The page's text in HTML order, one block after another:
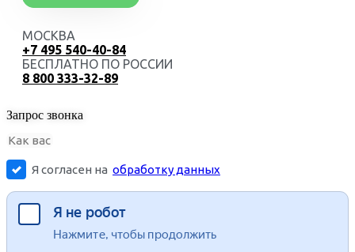
МОСКВА
+7 495 540-40-84
БЕСПЛАТНО ПО РОССИИ
8 800 333-32-89
Запрос звонка
Я согласен на обработку данных